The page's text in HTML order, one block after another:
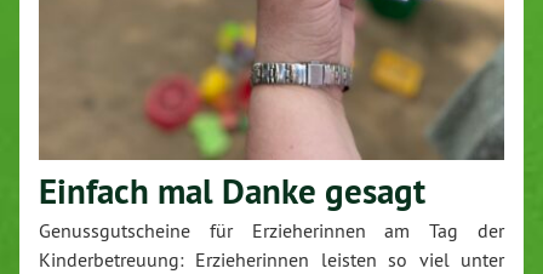
Einfach mal Danke gesagt
Genussgutscheine für Erzieherinnen am Tag der
Kinderbetreuung: Erzieherinnen leisten so viel unter